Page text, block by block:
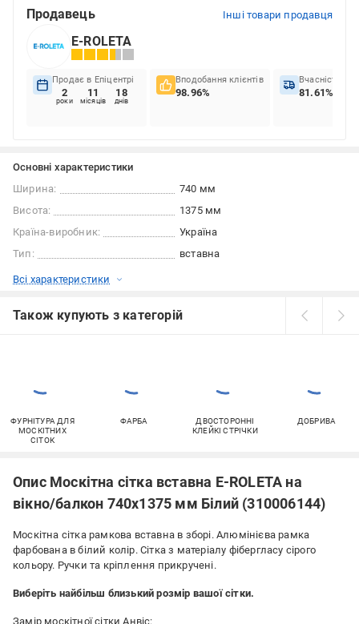
Продавець Інші товари продавця
E-ROLETA
Продає в Епіцентрі
2
роки
11
місяців
18
днів
Вподобання клієнтів
98.96%
Вчасність
81.61%
Основні характеристики
Ширина:
740 мм
Висота:
1375 мм
Країна-виробник:
Україна
Тип:
вставна
Всі характеристики
Також купують з категорій
ФУРНІТУРА ДЛЯ
МОСКІТНИХ
СІТОК
ФАРБА
ДВОСТОРОННІ
КЛЕЙКІ СТРІЧКИ
ДОБРИВА
Опис Москітна сітка вставна E-ROLETA на
вікно/балкон 740х1375 мм Білий (310006144)
Москітна сітка рамкова вставна в зборі. Алюмінієва рамка
фарбована в білий колір. Сітка з матеріалу фібергласу сірого
кольору. Ручки та кріплення прикручені.
Виберіть найбільш близький розмір вашої сітки.
Замір москітної сітки Анвіс: